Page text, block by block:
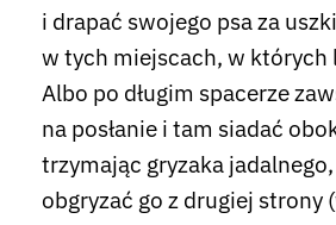
i drapać swojego psa za
w tych miejscach, w których
Albo po długim spacerze
na posłanie i tam siadać
trzymając gryzaka jadalnego,
obgryzać go z drugiej strony